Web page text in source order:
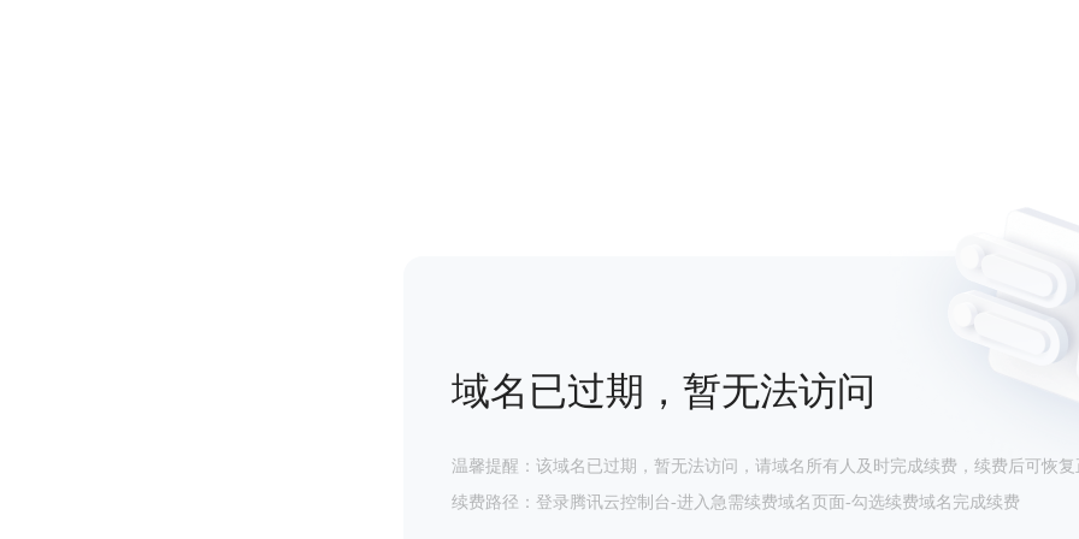
域名已过期，暂无法访问
温馨提醒：该域名已过期，暂无法访问，请域名所有人及时完成续费，续费后可恢复
续费路径：登录腾讯云控制台-进入急需续费域名页面-勾选续费域名完成续费